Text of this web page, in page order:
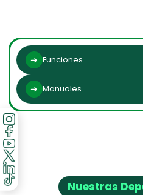
Funciones
Manuales
Nuestras